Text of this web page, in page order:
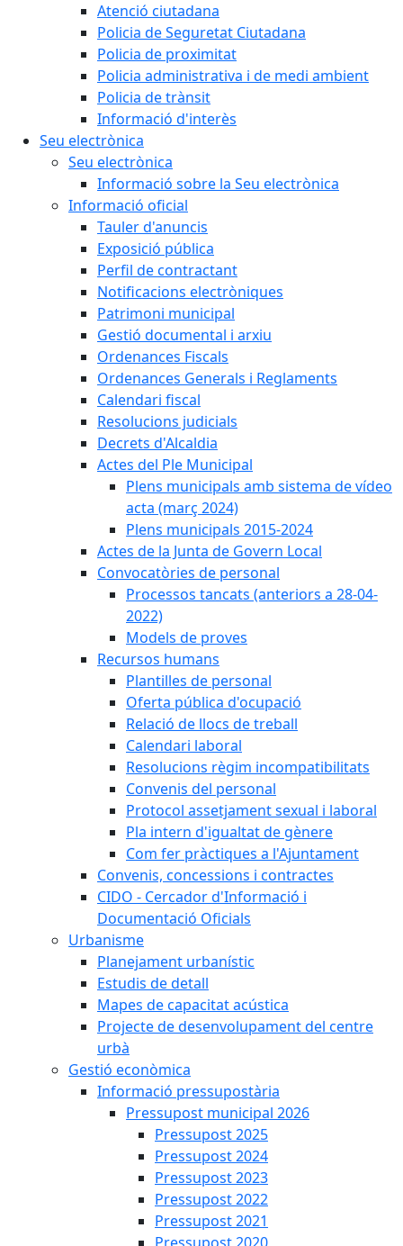
Atenció ciutadana
Policia de Seguretat Ciutadana
Policia de proximitat
Policia administrativa i de medi ambient
Policia de trànsit
Informació d'interès
Seu electrònica
Seu electrònica
Informació sobre la Seu electrònica
Informació oficial
Tauler d'anuncis
Exposició pública
Perfil de contractant
Notificacions electròniques
Patrimoni municipal
Gestió documental i arxiu
Ordenances Fiscals
Ordenances Generals i Reglaments
Calendari fiscal
Resolucions judicials
Decrets d'Alcaldia
Actes del Ple Municipal
Plens municipals amb sistema de vídeo
acta (març 2024)
Plens municipals 2015-2024
Actes de la Junta de Govern Local
Convocatòries de personal
Processos tancats (anteriors a 28-04-
2022)
Models de proves
Recursos humans
Plantilles de personal
Oferta pública d'ocupació
Relació de llocs de treball
Calendari laboral
Resolucions règim incompatibilitats
Convenis del personal
Protocol assetjament sexual i laboral
Pla intern d'igualtat de gènere
Com fer pràctiques a l'Ajuntament
Convenis, concessions i contractes
CIDO - Cercador d'Informació i
Documentació Oficials
Urbanisme
Planejament urbanístic
Estudis de detall
Mapes de capacitat acústica
Projecte de desenvolupament del centre
urbà
Gestió econòmica
Informació pressupostària
Pressupost municipal 2026
Pressupost 2025
Pressupost 2024
Pressupost 2023
Pressupost 2022
Pressupost 2021